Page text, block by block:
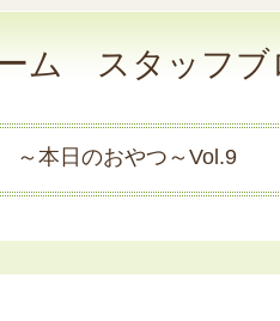
ム スタッフブ
～本日のおやつ～Vol.9